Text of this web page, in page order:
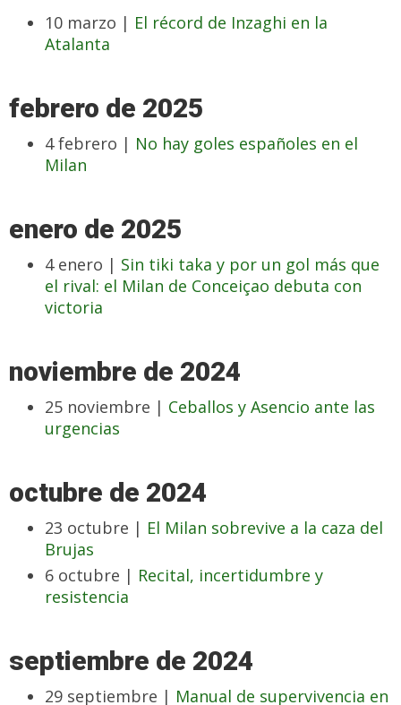
10 marzo | El récord de Inzaghi en la
Atalanta
febrero de 2025
4 febrero | No hay goles españoles en el
Milan
enero de 2025
4 enero | Sin tiki taka y por un gol más que
el rival: el Milan de Conceiçao debuta con
victoria
noviembre de 2024
25 noviembre | Ceballos y Asencio ante las
urgencias
octubre de 2024
23 octubre | El Milan sobrevive a la caza del
Brujas
6 octubre | Recital, incertidumbre y
resistencia
septiembre de 2024
29 septiembre | Manual de supervivencia en